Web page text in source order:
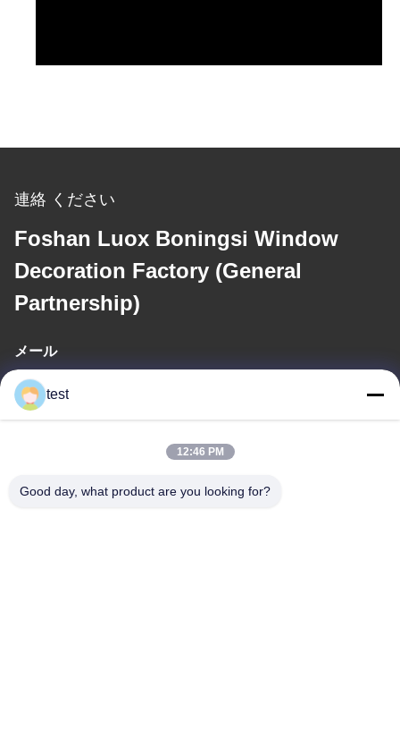
連絡 ください
Foshan Luox Boningsi Window
Decoration Factory (General
Partnership)
メール
test@test.com
アドレス
test
12:46 PM
Good day, what product are you looking for?